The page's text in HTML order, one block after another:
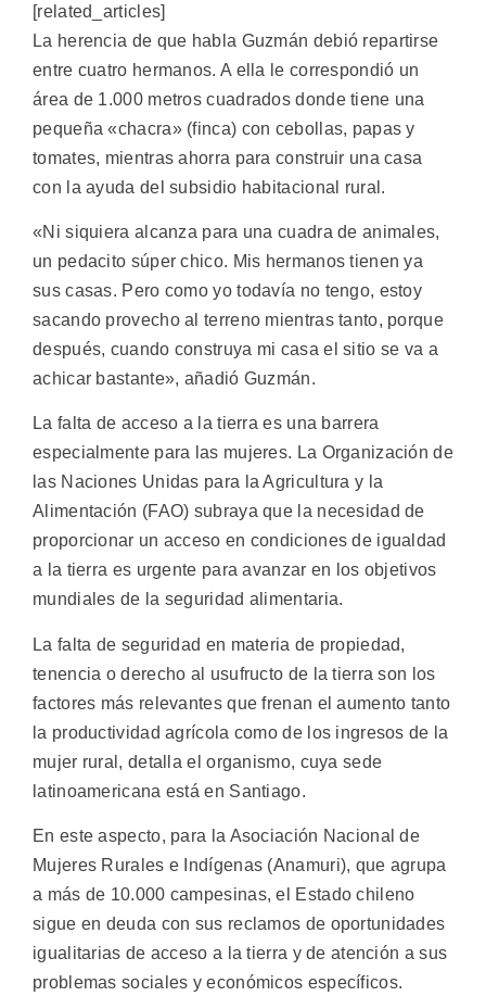
[related_articles]
La herencia de que habla Guzmán debió repartirse
entre cuatro hermanos. A ella le correspondió un
área de 1.000 metros cuadrados donde tiene una
pequeña «chacra» (finca) con cebollas, papas y
tomates, mientras ahorra para construir una casa
con la ayuda del subsidio habitacional rural.
«Ni siquiera alcanza para una cuadra de animales,
un pedacito súper chico. Mis hermanos tienen ya
sus casas. Pero como yo todavía no tengo, estoy
sacando provecho al terreno mientras tanto, porque
después, cuando construya mi casa el sitio se va a
achicar bastante», añadió Guzmán.
La falta de acceso a la tierra es una barrera
especialmente para las mujeres. La Organización de
las Naciones Unidas para la Agricultura y la
Alimentación (FAO) subraya que la necesidad de
proporcionar un acceso en condiciones de igualdad
a la tierra es urgente para avanzar en los objetivos
mundiales de la seguridad alimentaria.
La falta de seguridad en materia de propiedad,
tenencia o derecho al usufructo de la tierra son los
factores más relevantes que frenan el aumento tanto
la productividad agrícola como de los ingresos de la
mujer rural, detalla el organismo, cuya sede
latinoamericana está en Santiago.
En este aspecto, para la Asociación Nacional de
Mujeres Rurales e Indígenas (Anamuri), que agrupa
a más de 10.000 campesinas, el Estado chileno
sigue en deuda con sus reclamos de oportunidades
igualitarias de acceso a la tierra y de atención a sus
problemas sociales y económicos específicos.